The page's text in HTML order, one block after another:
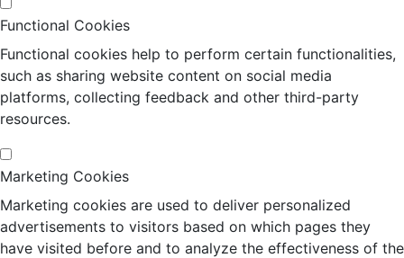
Functional Cookies
Functional cookies help to perform certain functionalities,
such as sharing website content on social media
platforms, collecting feedback and other third-party
resources.
Marketing Cookies
Marketing cookies are used to deliver personalized
advertisements to visitors based on which pages they
have visited before and to analyze the effectiveness of the